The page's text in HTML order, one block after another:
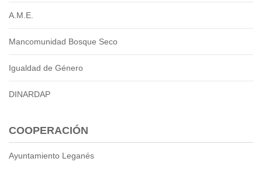
A.M.E.
Mancomunidad Bosque Seco
Igualdad de Género
DINARDAP
COOPERACIÓN
Ayuntamiento Leganés